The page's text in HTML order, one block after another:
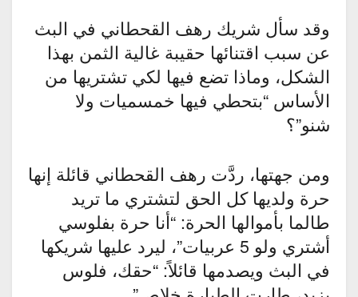
وقد سأل شريك رهف القحطاني في البث
عن سبب اقتنائها حقيبة غالية الثمن بهذا
الشكل، وماذا تضع فيها لكي تشتريها من
الأساس “بتحطي فيها خمسميات ولا
شنو”؟
ومن جهتها، ردَّت رهف القحطاني قائلة إنها
حرة ولديها كل الحق لتشتري ما تريد
طالما بأموالها الحرة: “أنا حرة بفلوسي
أشتري ولو 5 عربيات”، ليرد عليها شريكها
في البث ويصدمها قائلاً: “حقك، فلوس